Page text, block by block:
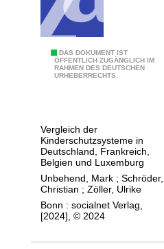
DAS DOKUMENT IST
ÖFFENTLICH ZUGÄNGLICH IM
RAHMEN DES DEUTSCHEN
URHEBERRECHTS.
r
s
c
h
u
t
Vergleich der
Kinderschutzsysteme in
Deutschland, Frankreich,
Belgien und Luxemburg
Unbehend, Mark ; Schröder,
Christian ; Zöller, Ulrike
Bonn : socialnet Verlag,
[2024], © 2024